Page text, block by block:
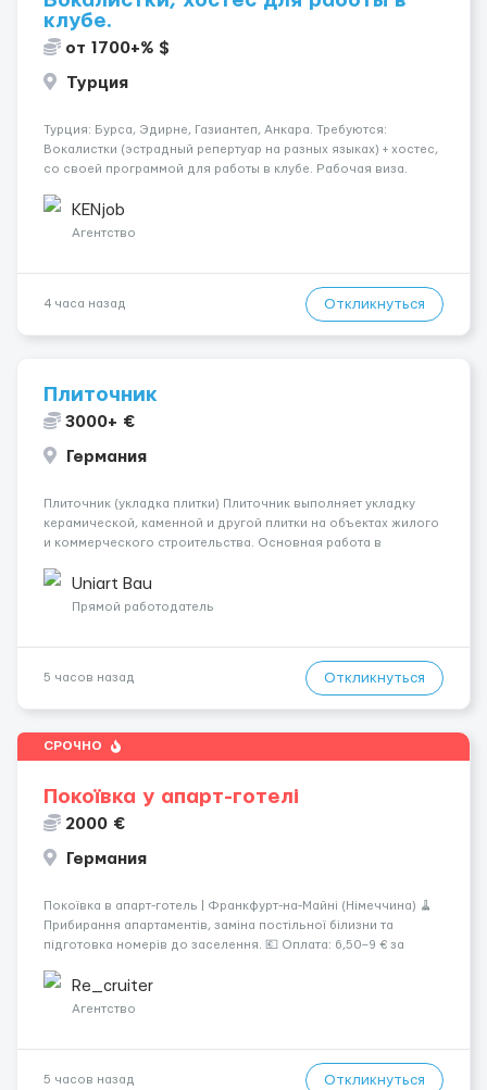
клубе.
от 1700+% $
Турция
Турция: Бурса, Эдирне, Газиантеп, Анкара. Требуются:
Вокалистки (эстрадный репертуар на разных языках) + хостеc,
со своей программой для работы в клубе. Рабочая виза.
одного до трех месяцев. Мед. страховка. Высокая зарплат...
KENjob
Агентство
4 часа назад Откликнуться
Плиточник
3000+ €
Германия
Плиточник (укладка плитки) Плиточник выполняет укладку
керамической, каменной и другой плитки на объектах жилого
и коммерческого строительства. Основная работа в
делаем только для мастеров с доказательным портфолио
Обязанности ...
Uniart Bau
Прямой работодатель
5 часов назад Откликнуться
СРОЧНО
Покоївка у апарт-готелі
2000 €
Германия
Покоївка в апарт-готель | Франкфурт-на-Майні (Німеччина) 🧹
Прибирання апартаментів, заміна постільної білизни та
підготовка номерів до заселення. 💶 Оплата: 6,50–9 € за
близько 2000 € на місяць (після вирахув...
Re_cruiter
Агентство
5 часов назад Откликнуться